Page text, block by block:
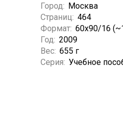
Город: Москва
Страниц: 464
Формат: 60x90/16
Год: 2009
Вес: 655 г
Серия: Учебное